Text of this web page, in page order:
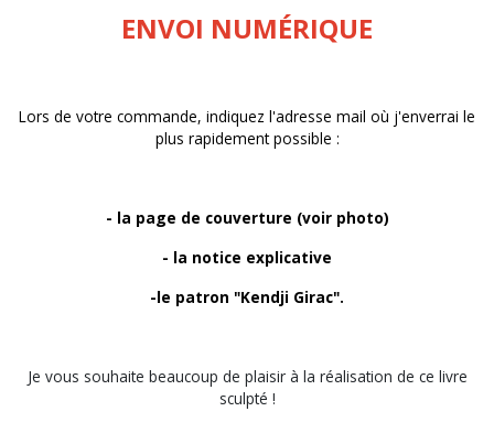
ENVOI NUMÉRIQUE
Lors de votre commande, indiquez l'adresse mail où j'enverrai le
plus rapidement possible :
- la page de couverture (voir photo)
- la notice explicative
-le patron "Kendji Girac".
Je vous souhaite beaucoup de plaisir à la réalisation de ce livre
sculpté !